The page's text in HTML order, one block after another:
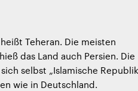
Teheran. Die meisten
das Land auch Persien. Die
selbst „Islamische Republik
wie in Deutschland.